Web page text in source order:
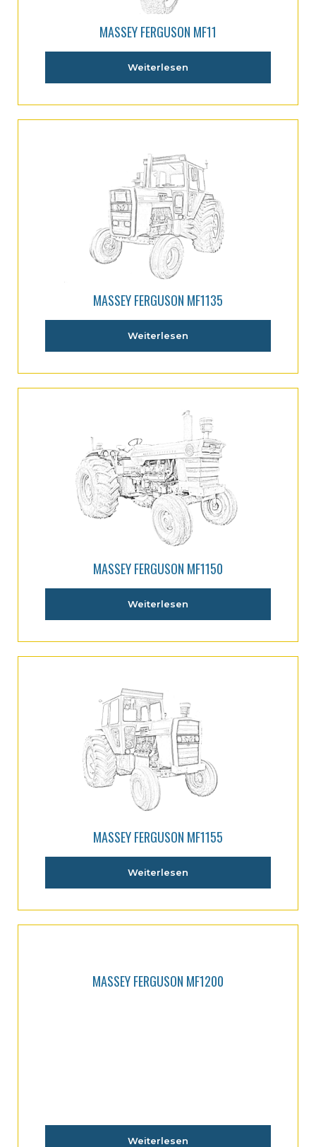
MASSEY FERGUSON MF11
Weiterlesen
MASSEY FERGUSON MF1135
Weiterlesen
MASSEY FERGUSON MF1150
Weiterlesen
MASSEY FERGUSON MF1155
Weiterlesen
Weiterlesen